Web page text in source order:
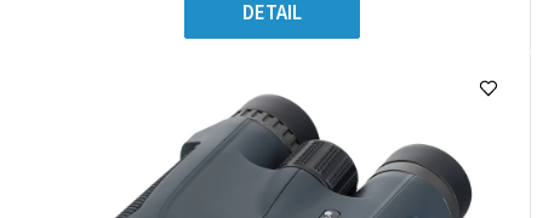
hvězdiček.
DETAIL